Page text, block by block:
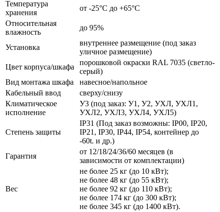
Температура
хранения
от -25°C до +65°C
Относительная
влажность
до 95%
Установка
внутреннее размещение (под заказ
уличное размещение)
Цвет корпуса/шкафа
порошковой окраски RAL 7035 (светло-
серый)
Вид монтажа шкафа
навесное/напольное
Кабельный ввод
сверху/снизу
Климатическое
исполнение
У3 (под заказ: У1, У2, УХЛ, УХЛ1,
УХЛ2, УХЛ3, УХЛ4, УХЛ5)
Степень защиты
IP31 (Под заказ возможны: IP00, IP20,
IP21, IP30, IP44, IP54, контейнер до
-60t. и др.)
Гарантия
от 12/18/24/36/60 месяцев (в
зависимости от комплектации)
Вес
не более 25 кг (до 10 кВт);
не более 48 кг (до 55 кВт);
не более 92 кг (до 110 кВт);
не более 174 кг (до 300 кВт);
не более 345 кг (до 1400 кВт).